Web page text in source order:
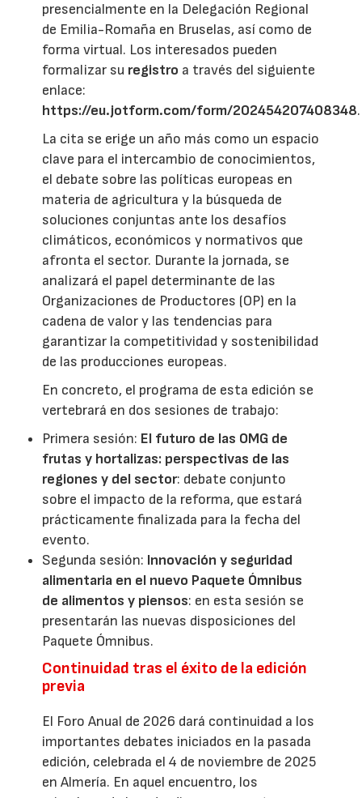
presencialmente en la Delegación Regional
de Emilia-Romaña en Bruselas, así como de
forma virtual. Los interesados pueden
formalizar su registro a través del siguiente
enlace:
https://eu.jotform.com/form/202454207408348.
La cita se erige un año más como un espacio
clave para el intercambio de conocimientos,
el debate sobre las políticas europeas en
materia de agricultura y la búsqueda de
soluciones conjuntas ante los desafíos
climáticos, económicos y normativos que
afronta el sector. Durante la jornada, se
analizará el papel determinante de las
Organizaciones de Productores (OP) en la
cadena de valor y las tendencias para
garantizar la competitividad y sostenibilidad
de las producciones europeas.
En concreto, el programa de esta edición se
vertebrará en dos sesiones de trabajo:
Primera sesión: El futuro de las OMG de
frutas y hortalizas: perspectivas de las
regiones y del sector: debate conjunto
sobre el impacto de la reforma, que estará
prácticamente finalizada para la fecha del
evento.
Segunda sesión: Innovación y seguridad
alimentaria en el nuevo Paquete Ómnibus
de alimentos y piensos: en esta sesión se
presentarán las nuevas disposiciones del
Paquete Ómnibus.
Continuidad tras el éxito de la edición
previa
El Foro Anual de 2026 dará continuidad a los
importantes debates iniciados en la pasada
edición, celebrada el 4 de noviembre de 2025
en Almería. En aquel encuentro, los